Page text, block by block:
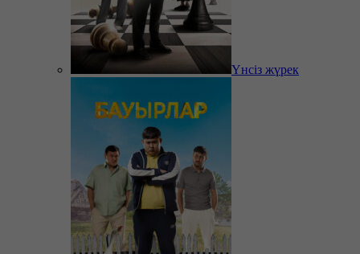
Үнсіз жүрек